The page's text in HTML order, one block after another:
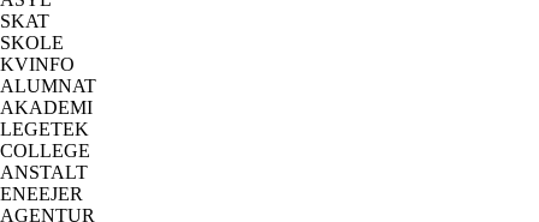
SKAT
SKOLE
KVINFO
ALUMNAT
AKADEMI
LEGETEK
COLLEGE
ANSTALT
ENEEJER
AGENTUR